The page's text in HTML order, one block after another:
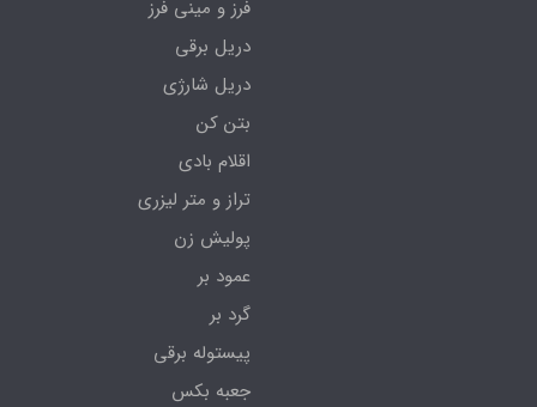
فرز و مینی فرز
دریل برقی
دریل شارژی
بتن کن
اقلام بادی
تراز و متر لیزری
پولیش زن
عمود بر
گرد بر
پیستوله برقی
جعبه بکس